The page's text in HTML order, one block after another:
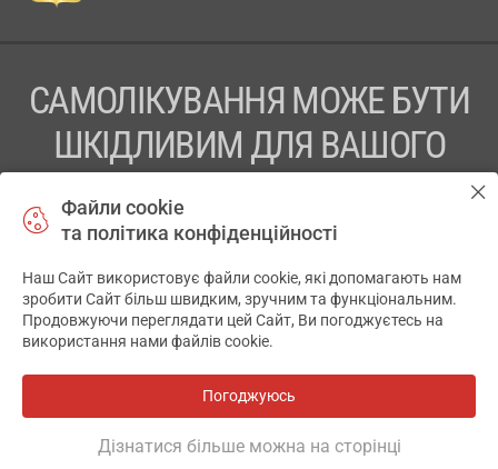
САМОЛІКУВАННЯ МОЖЕ БУТИ
ШКІДЛИВИМ ДЛЯ ВАШОГО
ПЕРЕД ЗАСТОСУВАННЯМ ПРЕПАРАТУ ПРОКОНСУЛЬТУЙТЕСЬ
ТОВ «АПТЕКА 911.ЮА» Код ЄДРПОУ 43631965.
Відмова від відповідальності
© 2014-2026. Медична інформаційна система АПТЕКА911.ЮА
Файли cookie
та політика конфіденційності
Наш Сайт використовує файли cookie, які допомагають нам
зробити Сайт більш швидким, зручним та функціональним.
Продовжуючи переглядати цей Сайт, Ви погоджуєтесь на
використання нами файлів cookie.
Погоджуюсь
Дізнатися більше можна на сторінці
✕